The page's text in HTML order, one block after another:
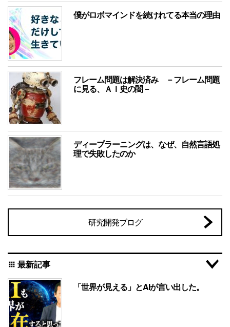
僕がロボマインドを続けれてる本当の理由
フレーム問題は解決済み －フレーム問題
に見る、ＡＩ史の闇－
ディープラーニングは、なぜ、自然言語処
理で失敗したのか
研究開発ブログ
apps 最新記事
「世界が見える」とAIが言い出した。